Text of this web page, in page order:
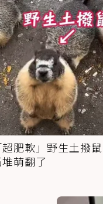
肥軟」野生土撥
萌翻了